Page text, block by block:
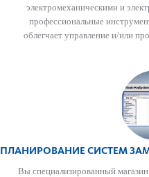
электромеханичес­кими и
проф­есс­ио­н­альные
облегчает управ­ление и/или
ПЛАНИРОВАНИЕ СИСТЕМ
Вы специал­изированный